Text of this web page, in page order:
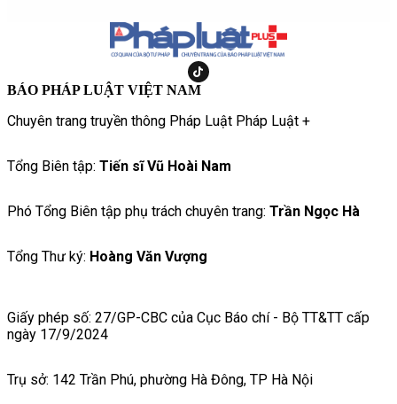
BÁO PHÁP LUẬT VIỆT NAM
Chuyên trang truyền thông Pháp Luật Pháp Luật +
Tổng Biên tập: Tiến sĩ Vũ Hoài Nam
Phó Tổng Biên tập phụ trách chuyên trang: Trần Ngọc Hà
Tổng Thư ký: Hoàng Văn Vượng
Giấy phép số: 27/GP-CBC của Cục Báo chí - Bộ TT&TT cấp
ngày 17/9/2024
Trụ sở: 142 Trần Phú, phường Hà Đông, TP Hà Nội